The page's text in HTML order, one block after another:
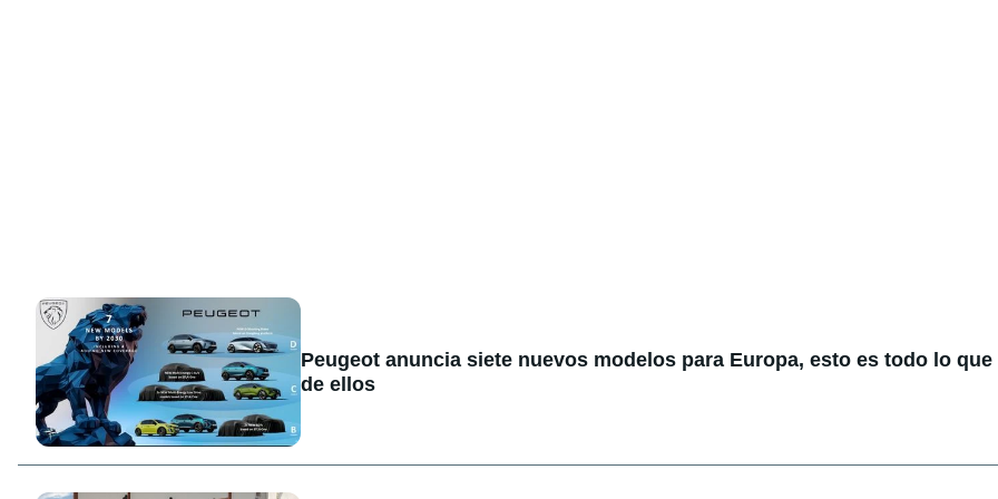
Peugeot anuncia siete nuevos modelos para Europa, esto es todo lo que
de ellos